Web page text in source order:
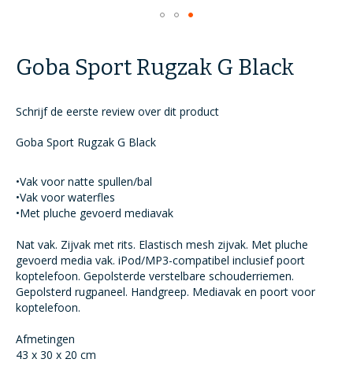
het
de
gallerij
Goba Sport Rugzak G Black
Schrijf de eerste review over dit product
Goba Sport Rugzak G Black
•Vak voor natte spullen/bal
•Vak voor waterfles
•Met pluche gevoerd mediavak
Nat vak. Zijvak met rits. Elastisch mesh zijvak. Met pluche
gevoerd media vak. iPod/MP3-compatibel inclusief poort
koptelefoon. Gepolsterde verstelbare schouderriemen.
Gepolsterd rugpaneel. Handgreep. Mediavak en poort voor
koptelefoon.
Afmetingen
43 x 30 x 20 cm